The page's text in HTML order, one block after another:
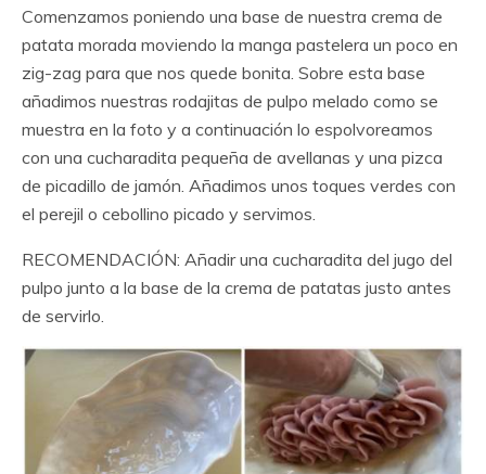
Comenzamos poniendo una base de nuestra crema de
patata morada moviendo la manga pastelera un poco en
zig-zag para que nos quede bonita. Sobre esta base
añadimos nuestras rodajitas de pulpo melado como se
muestra en la foto y a continuación lo espolvoreamos
con una cucharadita pequeña de avellanas y una pizca
de picadillo de jamón. Añadimos unos toques verdes con
el perejil o cebollino picado y servimos.
RECOMENDACIÓN: Añadir una cucharadita del jugo del
pulpo junto a la base de la crema de patatas justo antes
de servirlo.